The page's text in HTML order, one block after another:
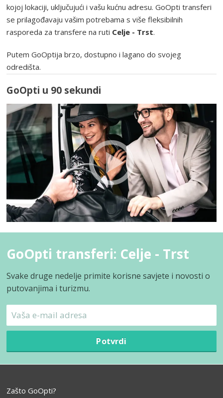
kojoj lokaciji, uključujući i vašu kućnu adresu. GoOpti transferi
se prilagođavaju vašim potrebama s više fleksibilnih
rasporeda za transfere na ruti Celje - Trst.
Putem GoOptija brzo, dostupno i lagano do svojeg
odredišta.
GoOpti u 90 sekundi
GoOpti transferi: Celje - Trst
Svake druge nedelje primite korisne savjete i novosti o
putovanjima i turizmu.
Potvrdi
Zašto GoOpti?